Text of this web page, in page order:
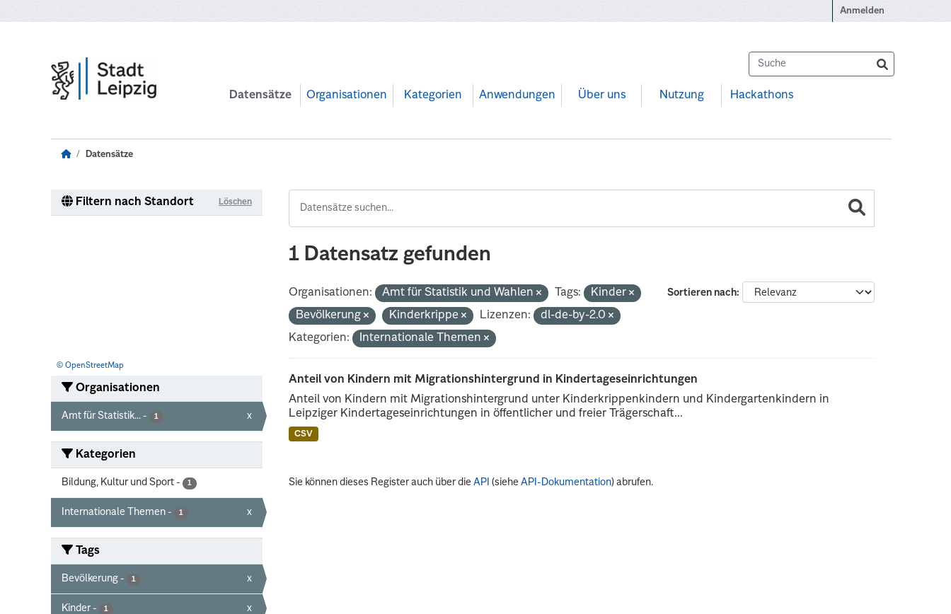
Anmelden
Datensätze Organisationen Kategorien Anwendungen Über uns Nutzung Hackathons
Datensätze
Filtern nach Standort Löschen
© OpenStreetMap
Organisationen
Amt für Statistik... - 1 x
Kategorien
Bildung, Kultur und Sport - 1
Internationale Themen - 1 x
Tags
Bevölkerung - 1 x
Kinder - 1 x
1 Datensatz gefunden
Sortieren nach
Organisationen: Amt für Statistik und Wahlen Tags:
Kinder
Bevölkerung
Kinderkrippe Lizenzen:
dl-de-by-2.0
Kategorien:
Internationale Themen
Anteil von Kindern mit Migrationshintergrund in Kindertageseinrichtungen
Anteil von Kindern mit Migrationshintergrund unter Kinderkrippenkindern und Kindergartenkindern in
Leipziger Kindertageseinrichtungen in öffentlicher und freier Trägerschaft...
CSV
Sie können dieses Register auch über dieAPI (sieheAPI-Dokumentation) abrufen.